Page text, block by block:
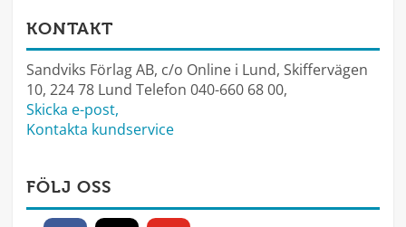
KONTAKT
Sandviks Förlag AB, c/o Online i Lund, Skiffervägen
10, 224 78 Lund Telefon 040-660 68 00,
Skicka e-post,
Kontakta kundservice
FÖLJ OSS